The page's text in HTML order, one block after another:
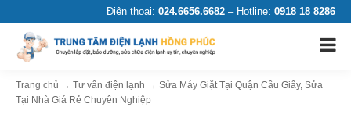
Điện thoại: 024.6656.6682 – Hotline: 0918 18 8286
Trang chủ → Tư vấn điện lạnh → Sửa Máy Giặt Tại Quận Cầu Giấy, Sửa
Tại Nhà Giá Rẻ Chuyên Nghiệp